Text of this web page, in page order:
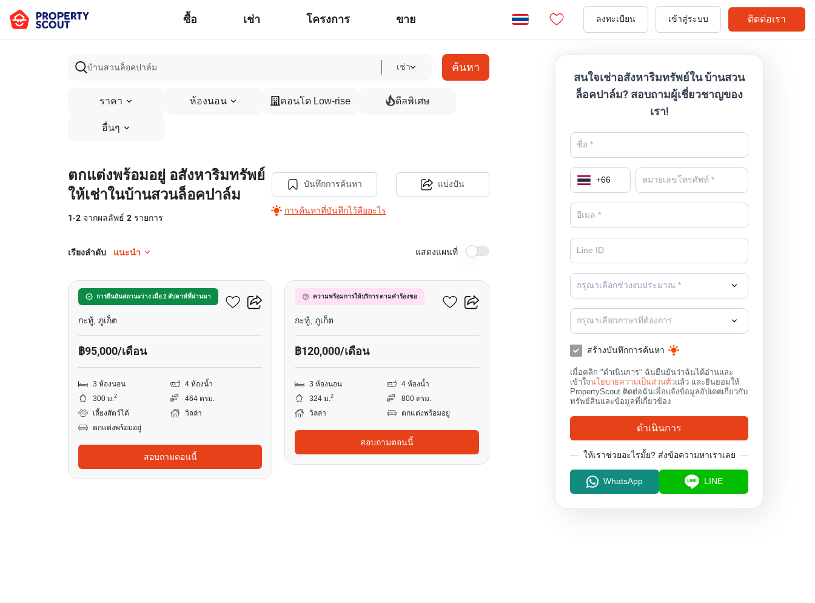
ซื้อ เช่า โครงการ ขาย ลงทะเบียน เข้าสู่ระบบ ติดต่อเรา
เช่า ค้นหา
ราคา ห้องนอน คอนโด Low-rise ดีลพิเศษ
อื่นๆ
ตกแต่งพร้อมอยู่ อสังหาริมทรัพย์
ให้เช่าในบ้านสวนล็อคปาล์ม
1-2 จากผลลัพธ์ 2 รายการ
บันทึกการค้นหา
การค้นหาที่บันทึกไว้คืออะไร
แบ่งปัน
เรียงลำดับ แนะนำ แสดงแผนที่
การยืนยันสถานะว่าง เมื่อ 2 สัปดาห์ที่ผ่านมา
บ้านสวนล็อคปาล์ม
กะทู้, ภูเก็ต
฿95,000/เดือน
3 ห้องนอน
4 ห้องน้ำ
300 ม.2
464 ตรม.
เลี้ยงสัตว์ได้
วิลล่า
ตกแต่งพร้อมอยู่
สอบถามตอนนี้
ความพร้อมการให้บริการ ตามคำร้องขอ
บ้านสวนล็อคปาล์ม
กะทู้, ภูเก็ต
฿120,000/เดือน
3 ห้องนอน
4 ห้องน้ำ
324 ม.2
800 ตรม.
วิลล่า
ตกแต่งพร้อมอยู่
สอบถามตอนนี้
สนใจเช่าอสังหาริมทรัพย์ใน บ้านสวน
ล็อคปาล์ม? สอบถามผู้เชี่ยวชาญของ
เรา!
+66
กรุณาเลือกช่วงงบประมาณ *
กรุณาเลือกภาษาที่ต้องการ
สร้างบันทึกการค้นหา
เมื่อคลิก "ดำเนินการ" ฉันยืนยันว่าฉันได้อ่านและ
เข้าใจนโยบายความเป็นส่วนตัวแล้ว และยินยอมให้
PropertyScout ติดต่อฉันเพื่อแจ้งข้อมูลอัปเดตเกี่ยวกับ
ทรัพย์สินและข้อมูลที่เกี่ยวข้อง
ดำเนินการ
ให้เราช่วยอะไรมั้ย? ส่งข้อความหาเราเลย
WhatsApp LINE